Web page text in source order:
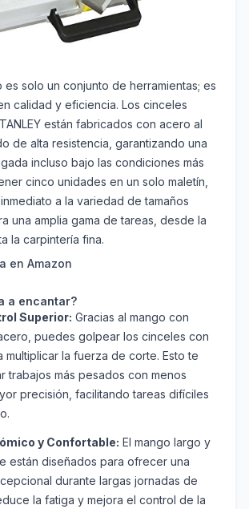
es solo un conjunto de herramientas; es
calidad y eficiencia. Los cinceles
están fabricados con acero al
de alta resistencia, garantizando una
incluso bajo las condiciones más
cinco unidades en un solo maletín,
a la variedad de tamaños
una amplia gama de tareas, desde la
la carpintería fina.
en Amazon
a encantar?
Superior: Gracias al mango con
puedes golpear los cinceles con
multiplicar la fuerza de corte. Esto te
trabajos más pesados con menos
precisión, facilitando tareas difíciles
y Confortable: El mango largo y
están diseñados para ofrecer una
durante largas jornadas de
la fatiga y mejora el control de la